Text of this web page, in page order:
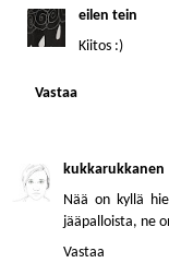
eilen tein
Kiitos :)
Vastaa
kukkarukkanen
Nää on kyllä
jääpalloista, ne
Vastaa